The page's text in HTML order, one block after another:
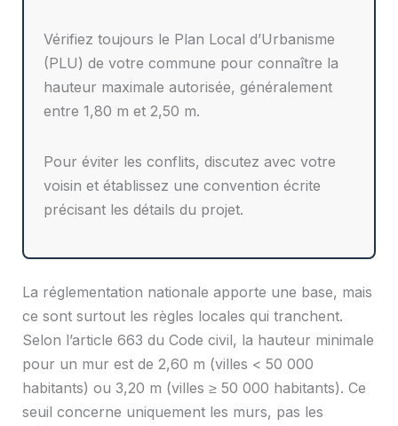
Vérifiez toujours le Plan Local d’Urbanisme
(PLU) de votre commune pour connaître la
hauteur maximale autorisée, généralement
entre 1,80 m et 2,50 m.
Pour éviter les conflits, discutez avec votre
voisin et établissez une convention écrite
précisant les détails du projet.
La réglementation nationale apporte une base, mais
ce sont surtout les règles locales qui tranchent.
Selon l’article 663 du Code civil, la hauteur minimale
pour un mur est de 2,60 m (villes < 50 000
habitants) ou 3,20 m (villes ≥ 50 000 habitants). Ce
seuil concerne uniquement les murs, pas les